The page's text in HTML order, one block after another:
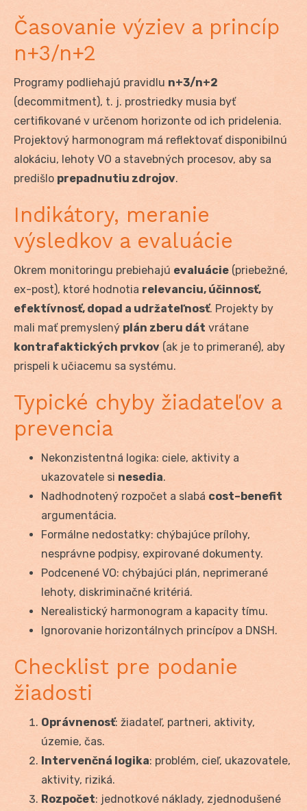
Časovanie výziev a princíp
n+3/n+2
Programy podliehajú pravidlu n+3/n+2
(decommitment), t. j. prostriedky musia byť
certifikované v určenom horizonte od ich pridelenia.
Projektový harmonogram má reflektovať disponibilnú
alokáciu, lehoty VO a stavebných procesov, aby sa
predišlo prepadnutiu zdrojov.
Indikátory, meranie
výsledkov a evaluácie
Okrem monitoringu prebiehajú evaluácie (priebežné,
ex-post), ktoré hodnotia relevanciu, účinnosť,
efektívnosť, dopad a udržateľnosť. Projekty by
mali mať premyslený plán zberu dát vrátane
kontrafaktických prvkov (ak je to primerané), aby
prispeli k učiacemu sa systému.
Typické chyby žiadateľov a
prevencia
Nekonzistentná logika: ciele, aktivity a
ukazovatele si nesedia.
Nadhodnotený rozpočet a slabá cost–benefit
argumentácia.
Formálne nedostatky: chýbajúce prílohy,
nesprávne podpisy, expirované dokumenty.
Podcenené VO: chýbajúci plán, neprimerané
lehoty, diskriminačné kritériá.
Nerealistický harmonogram a kapacity tímu.
Ignorovanie horizontálnych princípov a DNSH.
Checklist pre podanie
žiadosti
Oprávnenosť: žiadateľ, partneri, aktivity,
územie, čas.
Intervenčná logika: problém, cieľ, ukazovatele,
aktivity, riziká.
Rozpočet: jednotkové náklady, zjednodušené